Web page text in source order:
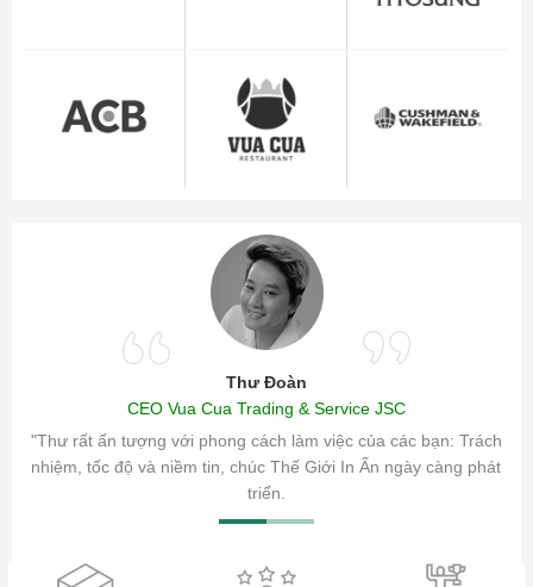
Thư Đoàn
CEO Vua Cua Trading & Service JSC
"Thư rất ấn tượng với phong cách làm việc của các bạn: Trách
nhiệm, tốc độ và niềm tin, chúc Thế Giới In Ấn ngày càng phát
triển.
sóc